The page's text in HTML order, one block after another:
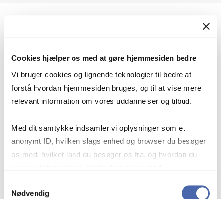
Cookies hjælper os med at gøre hjemmesiden bedre
Vi bruger cookies og lignende teknologier til bedre at
forstå hvordan hjemmesiden bruges, og til at vise mere
relevant information om vores uddannelser og tilbud.
Med dit samtykke indsamler vi oplysninger som et
anonymt ID, hvilken slags enhed og browser du besøger
os med, hvilket land du besøger os fra, og hvordan du
markedsføring. Du bestemmer selv - og kan altid trække
Nødvendig
Geopolitik og businesssikkerhed
navigerer man som virksomhed?